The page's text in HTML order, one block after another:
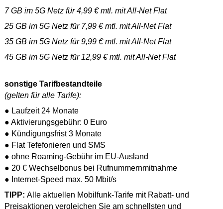
7 GB im 5G Netz für 4,99 € mtl. mit All-Net Flat
25 GB im 5G Netz für 7,99 € mtl. mit All-Net Flat
35 GB im 5G Netz für 9,99 € mtl. mit All-Net Flat
45 GB im 5G Netz für 12,99 € mtl. mit All-Net Flat
sonstige Tarifbestandteile
(gelten für alle Tarife):
● Laufzeit 24 Monate
● Aktivierungsgebühr: 0 Euro
● Kündigungsfrist 3 Monate
● Flat Tefefonieren und SMS
● ohne Roaming-Gebühr im EU-Ausland
● 20 € Wechselbonus bei Rufnummernmitnahme
● Internet-Speed max. 50 Mbit/s
TIPP: Alle aktuellen Mobilfunk-Tarife mit Rabatt- und
Preisaktionen vergleichen Sie am schnellsten und